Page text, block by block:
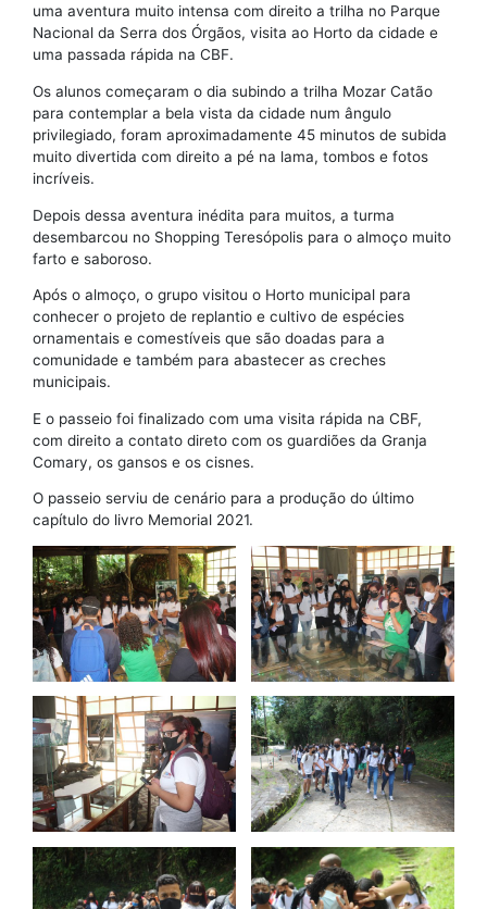
uma aventura muito intensa com direito a trilha no Parque
Nacional da Serra dos Órgãos, visita ao Horto da cidade e
uma passada rápida na CBF.
Os alunos começaram o dia subindo a trilha Mozar Catão
para contemplar a bela vista da cidade num ângulo
privilegiado, foram aproximadamente 45 minutos de subida
muito divertida com direito a pé na lama, tombos e fotos
incríveis.
Depois dessa aventura inédita para muitos, a turma
desembarcou no Shopping Teresópolis para o almoço muito
farto e saboroso.
Após o almoço, o grupo visitou o Horto municipal para
conhecer o projeto de replantio e cultivo de espécies
ornamentais e comestíveis que são doadas para a
comunidade e também para abastecer as creches
municipais.
E o passeio foi finalizado com uma visita rápida na CBF,
com direito a contato direto com os guardiões da Granja
Comary, os gansos e os cisnes.
O passeio serviu de cenário para a produção do último
capítulo do livro Memorial 2021.